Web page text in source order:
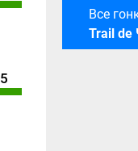
Все
Trail de